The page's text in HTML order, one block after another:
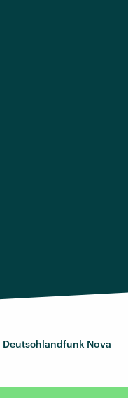
Deutschlandfunk Nova